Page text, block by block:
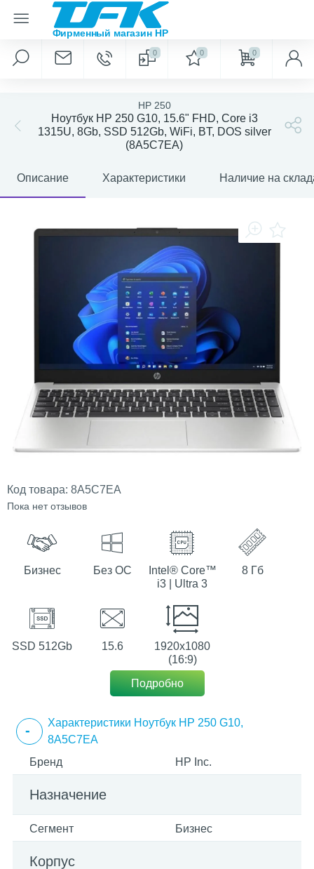
0 0 0
HP 250
Ноутбук HP 250 G10, 15.6" FHD, Core i3
1315U, 8Gb, SSD 512Gb, WiFi, BT, DOS silver
(8A5C7EA)
Описание Характеристики Наличие на
Код товара: 8A5C7EA
Пока нет отзывов
Бизнес Без ОС
Intel® Core™
i3 | Ultra 3
8 Гб
SSD 512Gb 15.6
1920х1080
(16:9)
Подробно
Характеристики Ноутбук HP 250 G10,
8A5C7EA
Бренд
HP Inc.
Назначение
Сегмент Бизнес
Корпус